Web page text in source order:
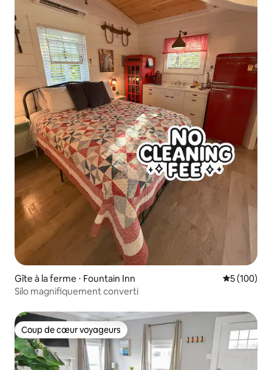
Gîte à la ferme ⋅ Fountain Inn Évaluation
5 (100)
Silo magnifiquement converti
Coup de cœur voyageurs
Coup de cœur voyageurs